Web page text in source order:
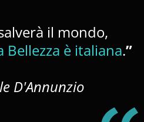
il mondo,
Bellezza è italiana.”
D'Annunzio